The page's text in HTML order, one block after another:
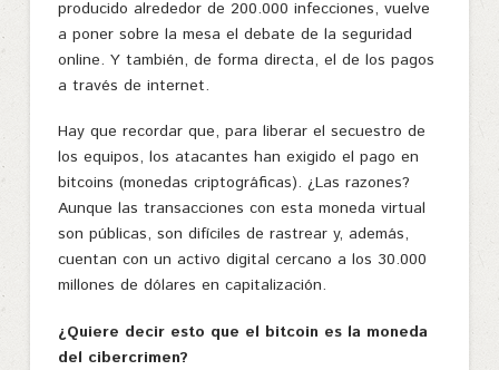
producido alrededor de 200.000 infecciones, vuelve
a poner sobre la mesa el debate de la seguridad
online. Y también, de forma directa, el de los pagos
a través de internet.
Hay que recordar que, para liberar el secuestro de
los equipos, los atacantes han exigido el pago en
bitcoins (monedas criptográficas). ¿Las razones?
Aunque las transacciones con esta moneda virtual
son públicas, son difíciles de rastrear y, además,
cuentan con un activo digital cercano a los 30.000
millones de dólares en capitalización.
¿Quiere decir esto que el bitcoin es la moneda
del cibercrimen?